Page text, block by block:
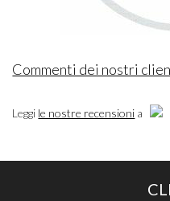
Commenti dei nostri
Leggi le nostre recensioni a